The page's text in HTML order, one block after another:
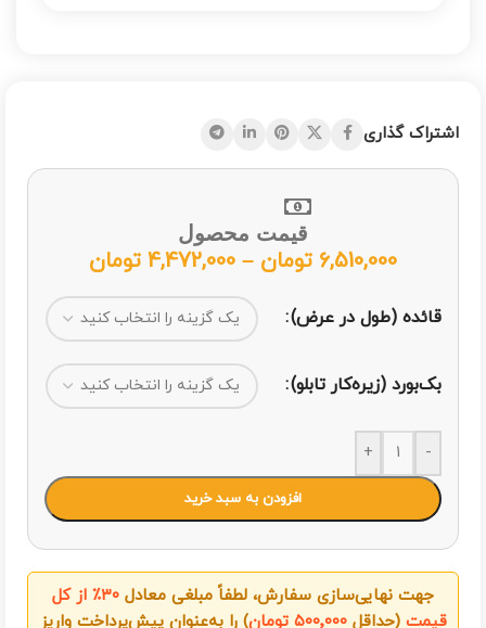
اشتراک گذاری
قیمت محصول
6,510,000 تومان –
4,472,000 تومان
قائده (طول در عرض)
بک‌بورد (زیره‌کار تابلو)
-
+
افزودن به سبد خرید
جهت نهایی‌سازی سفارش، لطفاً مبلغی معادل
۳۰٪ از کل
قیمت (حداقل۵۰۰٬۰۰۰ تومان
) را به‌عنوان پیش‌پرداخت واریز